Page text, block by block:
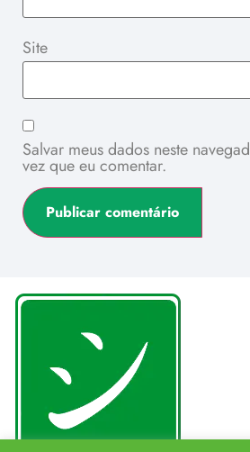
Site
Salvar meus dados neste
vez que eu comentar.